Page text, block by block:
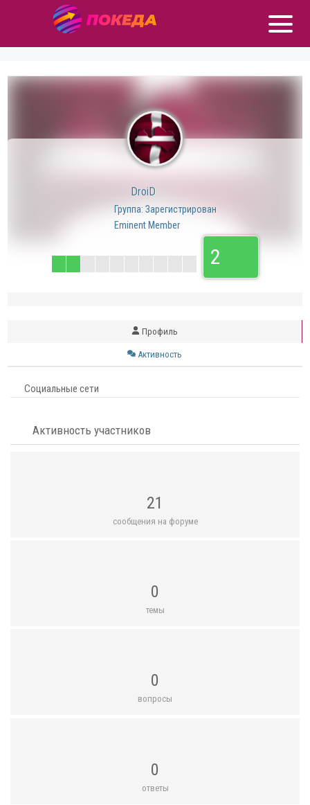
DroiD
Группа: Зарегистрирован
Eminent Member
2
Профиль
Активность
Социальные сети
Активность участников
21
сообщения на форуме
0
темы
0
вопросы
0
ответы